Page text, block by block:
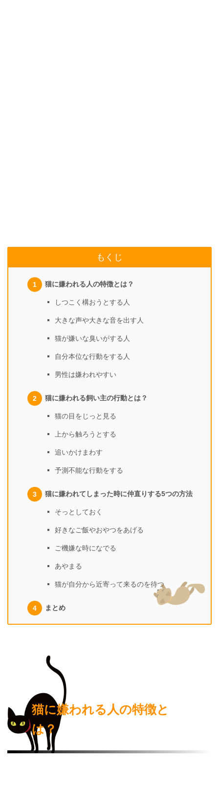
もくじ
猫に嫌われる人の特徴とは？
しつこく構おうとする人
大きな声や大きな音を出す人
猫が嫌いな臭いがする人
自分本位な行動をする人
男性は嫌われやすい
猫に嫌われる飼い主の行動とは？
猫の目をじっと見る
上から触ろうとする
追いかけまわす
予測不能な行動をする
猫に嫌われてしまった時に仲直りする5つの方法
そっとしておく
好きなご飯やおやつをあげる
ご機嫌な時になでる
あやまる
猫が自分から近寄って来るのを待つ
まとめ
猫に嫌われる人の特徴と
は？